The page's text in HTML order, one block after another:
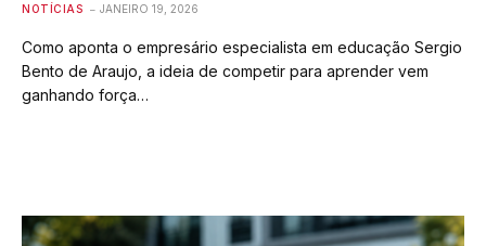
NOTÍCIAS JANEIRO 19, 2026
Como aponta o empresário especialista em educação Sergio
Bento de Araujo, a ideia de competir para aprender vem
ganhando força…